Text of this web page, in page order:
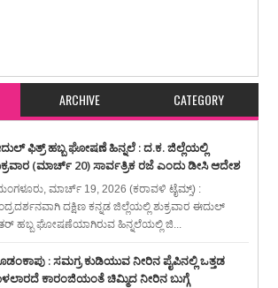
ARCHIVE CATEGORY
ಫಿತ್ರ್ ಹಬ್ಬ ಘೋಷಣೆ ಹಿನ್ನಲೆ : ದ.ಕ. ಜಿಲ್ಲೆಯಲ್ಲಿ
(ಮಾರ್ಚ್ 20) ಸಾರ್ವತ್ರಿಕ ರಜೆ ಎಂದು ಡೀಸಿ ಆದೇಶ
ಮಾರ್ಚ್ 19, 2026 (ಕರಾವಳಿ ಟೈಮ್ಸ್) :
ದಕ್ಷಿಣ ಕನ್ನಡ ಜಿಲ್ಲೆಯಲ್ಲಿ ಶುಕ್ರವಾರ ಈದುಲ್
ಹಬ್ಬ ಘೋಷಣೆಯಾಗಿರುವ ಹಿನ್ನಲೆಯಲ್ಲಿ ಜಿ...
: ಸಮಗ್ರ ಕುಡಿಯುವ ನೀರಿನ ಪೈಪಿನಲ್ಲಿ ಒತ್ತಡ
ಕಾರಂಜಿಯಂತೆ ಚಿಮ್ಮಿದ ನೀರಿನ ಬುಗ್ಗೆ